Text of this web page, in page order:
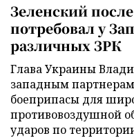
Зеленский
потребовал у
различных ЗРК
Глава Украины
западным партнерам
боеприпасы для
противовоздушной
ударов по